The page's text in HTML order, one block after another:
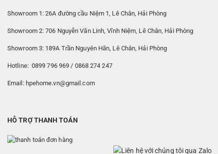
Showroom 1: 26A đường cầu Niệm 1, Lê Chân, Hải Phòng
Showroom 2: 706 Nguyễn Văn Linh, Vĩnh Niệm, Lê Chân, Hải Phòng
Showroom 3: 189A Trần Nguyên Hãn, Lê Chân, Hải Phòng
Hotline: 0899 796 969 / 0868 274 247
Email: hpehome.vn@gmail.com
HỖ TRỢ THANH TOÁN